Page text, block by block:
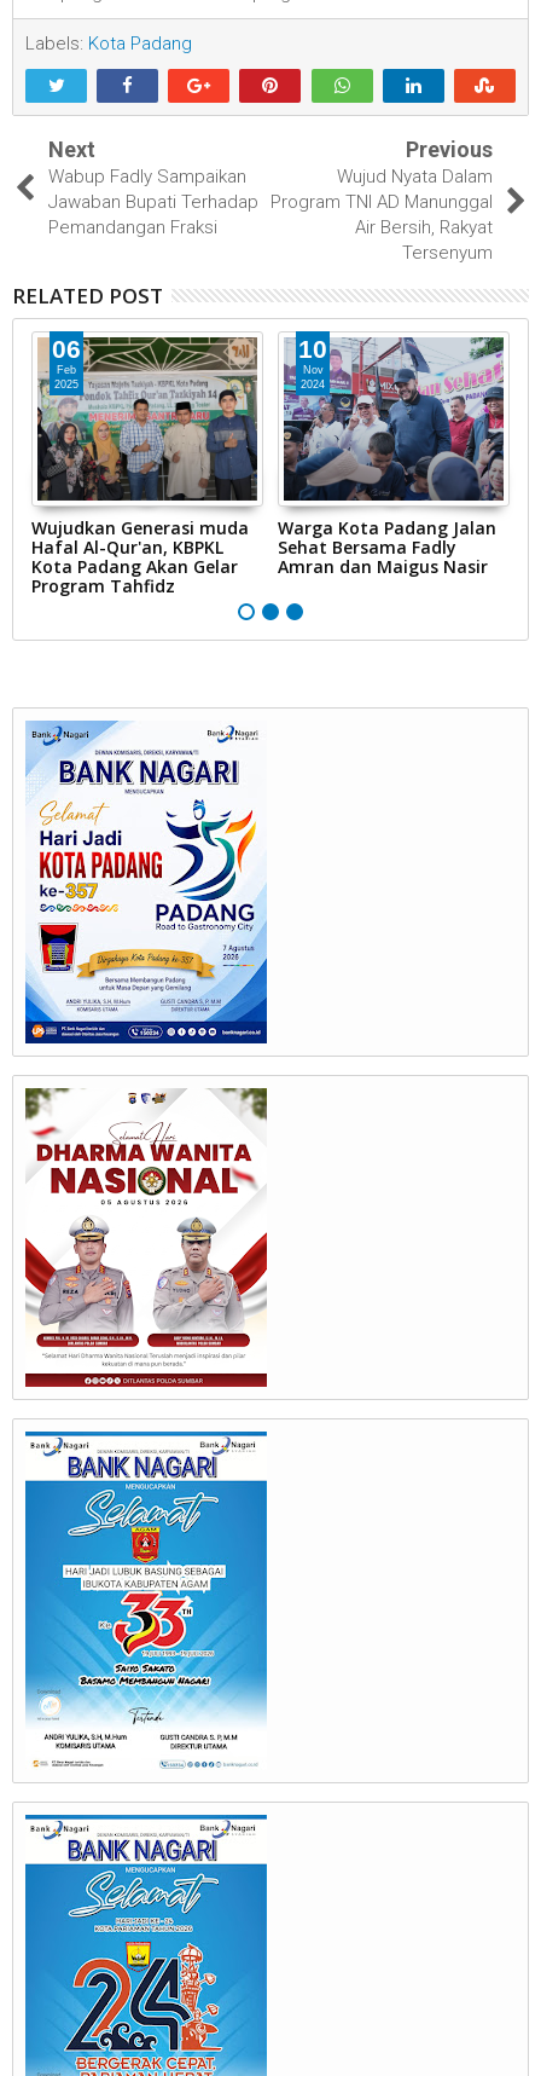
Labels: Kota Padang
Next
Wabup Fadly Sampaikan
Jawaban Bupati Terhadap
Pemandangan Fraksi
Previous
Wujud Nyata Dalam
Program TNI AD Manunggal
Air Bersih, Rakyat
Tersenyum
RELATED POST
06
Feb
2025
Wujudkan Generasi muda
Hafal Al-Qur'an, KBPKL
Kota Padang Akan Gelar
Program Tahfidz
10
Nov
2024
Warga Kota Padang Jalan
Sehat Bersama Fadly
Amran dan Maigus Nasir